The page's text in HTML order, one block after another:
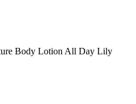
Body Lotion All Day Lily